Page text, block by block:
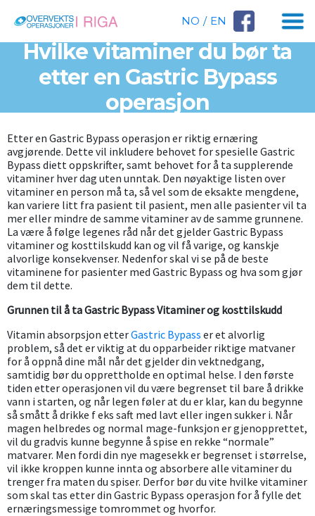
NO / EN
Hvilke vitaminer du bør ta
etter en Gastric Bypass
operasjon
Etter en Gastric Bypass operasjon er riktig ernæring
avgjørende. Dette vil inkludere behovet for spesielle Gastric
Bypass diett oppskrifter, samt behovet for å ta supplerende
vitaminer hver dag uten unntak. Den nøyaktige listen over
vitaminer en person må ta, så vel som de eksakte mengdene,
kan variere litt fra pasient til pasient, men alle pasienter vil ta
mer eller mindre de samme vitaminer av de samme grunnene.
La være å følge legenes råd når det gjelder Gastric Bypass
vitaminer og kosttilskudd kan og vil få varige, og kanskje
alvorlige konsekvenser. Nedenfor skal vi se på de beste
vitaminene for pasienter med Gastric Bypass og hva som gjør
dem til dette.
Grunnen til å ta Gastric Bypass Vitaminer og kosttilskudd
Vitamin absorpsjon etterGastric Bypass er et alvorlig
problem, så det er viktig at du opparbeider riktige matvaner
for å oppnå dine mål når det gjelder din vektnedgang,
samtidig bør du opprettholde en optimal helse. I den første
tiden etter operasjonen vil du være begrenset til bare å drikke
vann i starten, og når legen føler at du er klar, kan du begynne
så smått å drikke f eks saft med lavt eller ingen sukker i. Når
magen helbredes og normal mage-funksjon er gjenopprettet,
vil du gradvis kunne begynne å spise en rekke “normale”
matvarer. Men fordi din nye magesekk er begrenset i størrelse,
vil ikke kroppen kunne innta og absorbere alle vitaminer du
trenger fra maten du spiser. Derfor bør du vite hvilke vitaminer
som skal tas etter din Gastric Bypass operasjon for å fylle det
ernæringsmessige tomrommet og hvorfor.